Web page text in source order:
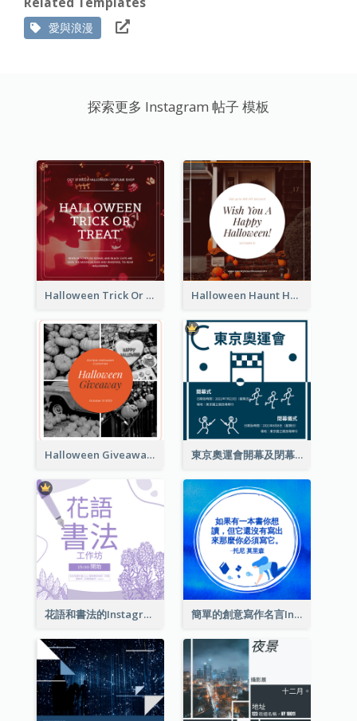
愛與浪漫
探索更多 Instagram 帖子 模板
Halloween Trick Or Treat Instagram Post Halloween Haunt House Instagram Post
Halloween Giveaway Instagram Post 東京奧運會開幕及閉幕式Instagram帖子
花語和書法的Instagram帖子 簡單的創意寫作名言Instagram帖子